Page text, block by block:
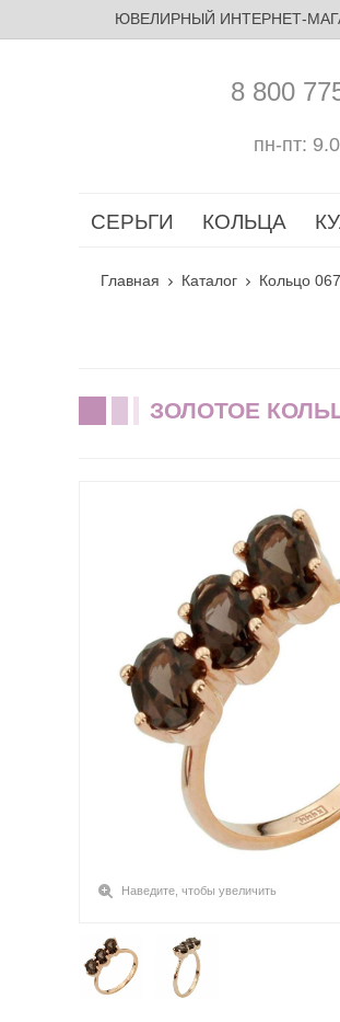
ЮВЕЛИРНЫЙ ИНТЕРНЕТ-
8 800
пн-пт:
СЕРЬГИ КОЛЬЦА
Главная Каталог Кольцо
ЗОЛОТОЕ
Наведите, чтобы увеличить